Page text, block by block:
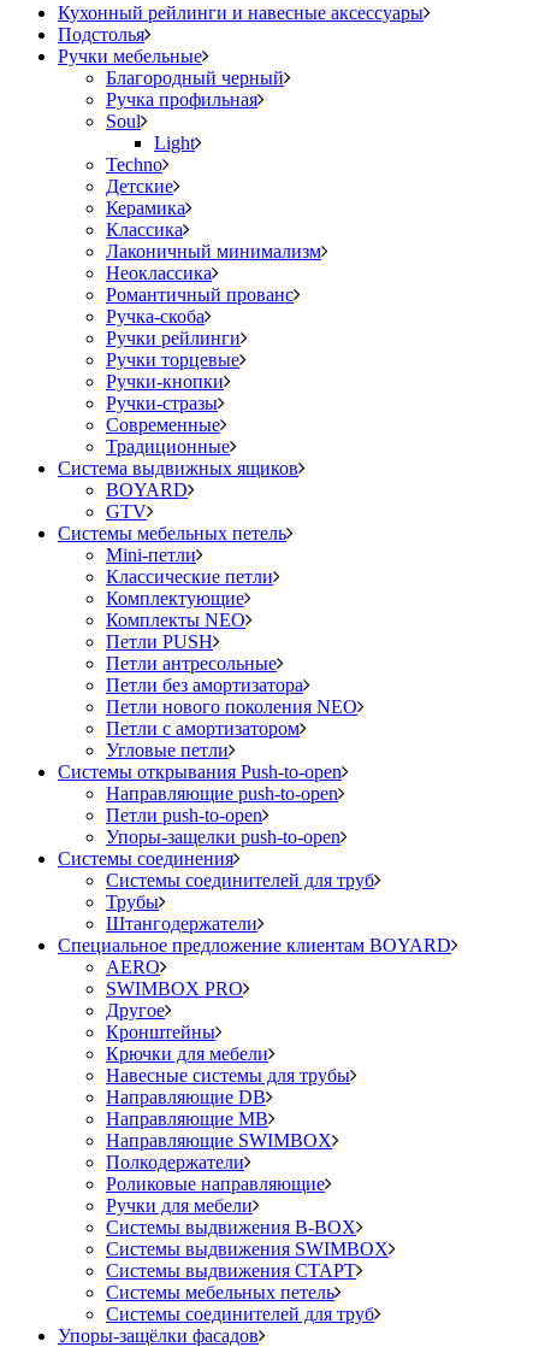
Кухонный рейлинги и навесные аксессуары
Подстолья
Ручки мебельные
Благородный черный
Ручка профильная
Soul
Light
Techno
Детские
Керамика
Классика
Лаконичный минимализм
Неоклассика
Романтичный прованс
Ручка-скоба
Ручки рейлинги
Ручки торцевые
Ручки-кнопки
Ручки-стразы
Современные
Традиционные
Система выдвижных ящиков
BOYARD
GTV
Системы мебельных петель
Mini-петли
Классические петли
Комплектующие
Комплекты NEO
Петли PUSH
Петли антресольные
Петли без амортизатора
Петли нового поколения NEO
Петли с амортизатором
Угловые петли
Системы открывания Push-to-open
Направляющие push-to-open
Петли push-to-open
Упоры-защелки push-to-open
Системы соединения
Системы соединителей для труб
Трубы
Штангодержатели
Специальное предложение клиентам BOYARD
AERO
SWIMBOX PRO
Другое
Кронштейны
Крючки для мебели
Навесные системы для трубы
Направляющие DB
Направляющие MB
Направляющие SWIMBOX
Полкодержатели
Роликовые направляющие
Ручки для мебели
Системы выдвижения B-BOX
Системы выдвижения SWIMBOX
Системы выдвижения СТАРТ
Системы мебельных петель
Системы соединителей для труб
Упоры-защёлки фасадов